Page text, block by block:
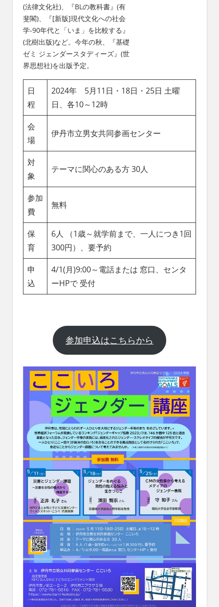
(法律文化社)、『BLの教科書』(有
斐閣)、『[新版]現代文化への社会
学-90年代と「いま」を比較する』
(北樹出版)など。今年の秋、『基礎
ゼミ ジェンダースタディーズ』(世
界思想社)を出版予定。
日
程
2024年 5月11日・18日・25日 土曜
日、各10～12時
会
場
伊丹市立男女共同参画センター
対
象
テーマに関心のある方 30人
参加
費
無料
保
育
6人 （1歳～就学前まで、一人につき1回
300円）、要予約
申
込
4/1(月)9:00～電話または 窓口、センタ
ーHPで 受付
参加申込はこちらから